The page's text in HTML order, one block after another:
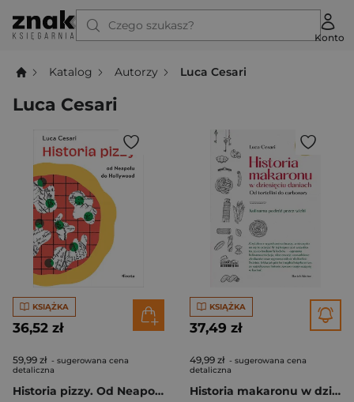
Czego szukasz?
Konto
Katalog Autorzy Luca Cesari
Luca Cesari
KSIĄŻKA
36,52 zł
59,99 zł - sugerowana cena
detaliczna
Historia pizzy. Od Neapolu do Hollywood
KSIĄŻKA
37,49 zł
49,99 zł - sugerowana cena
detaliczna
Historia makaronu w dziesięciu daniach. Od tortellini do carbonary